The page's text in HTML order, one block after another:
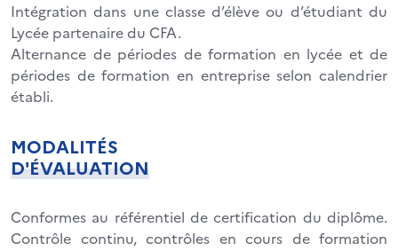
Intégration dans une classe d’élève ou d’étudiant du
Lycée partenaire du CFA.
Alternance de périodes de formation en lycée et de
périodes de formation en entreprise selon calendrier
établi.
MODALITÉS
D'ÉVALUATION
Conformes au référentiel de certification du diplôme.
Contrôle continu, contrôles en cours de formation